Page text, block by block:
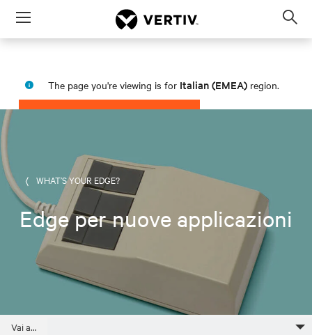
Menu
The page you're viewing is for Italian (EMEA) region.
PROCEED
WHAT’S YOUR EDGE?
Edge per nuove applicazioni
Vai a…